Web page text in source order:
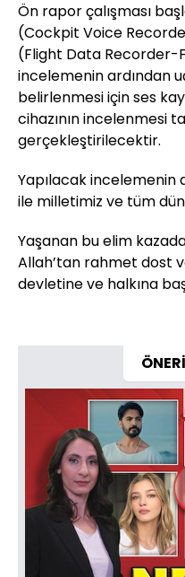
Ön rapor çalışması
(Cockpit Voice
(Flight Data Recorder-
incelemenin ardından
belirlenmesi için ses
cihazının incelenmesi
gerçekleştirilecektir.
Yapılacak incelemenin
ile milletimiz ve tüm
Yaşanan bu elim
Allah’tan rahmet dost
devletine ve halkına